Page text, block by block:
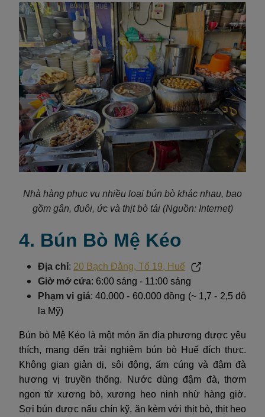
Nhà hàng phục vụ nhiều loại bún bò khác nhau, bao
gồm gân, đuôi, ức và thịt bò tái (Nguồn: Internet)
4. Bún Bò Mệ Kéo
Địa chỉ: 20 Bạch Đằng, Tổ 19, Huế
Giờ mở cửa: 6:00 sáng - 11:00 sáng
Phạm vi giá: 40.000 - 60.000 đồng (~ 1,7 - 2,5 đô
la Mỹ)
Bún bò Mệ Kéo là một món ăn địa phương được yêu
thích, mang đến trải nghiệm bún bò Huế đích thực.
Không gian giản dị, sôi động, ấm cúng và đậm đà
hương vị truyền thống. Nước dùng đậm đà, thơm
ngon từ xương bò, xương heo ninh nhừ hàng giờ.
Sợi bún được nấu chín kỹ, ăn kèm với thịt bò, thịt heo